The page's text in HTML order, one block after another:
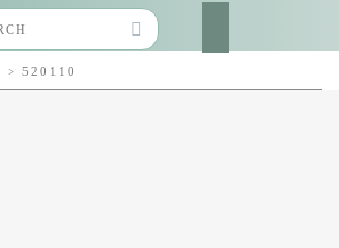
>520110